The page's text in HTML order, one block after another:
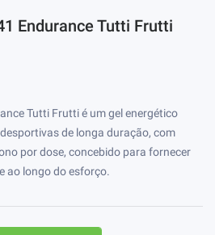
Endurance Tutti Frutti
Tutti Frutti é um gel energético
de longa duração, com
por dose, concebido para fornecer
ao longo do esforço.